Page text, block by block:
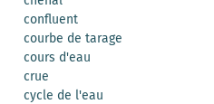
confluent
courbe de tarage
cours d'eau
crue
cycle de l'eau